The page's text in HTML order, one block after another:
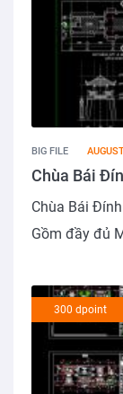
BIG FILE
Chùa Bái
Chùa Bái
Gồm đầy đủ
300 dpoint